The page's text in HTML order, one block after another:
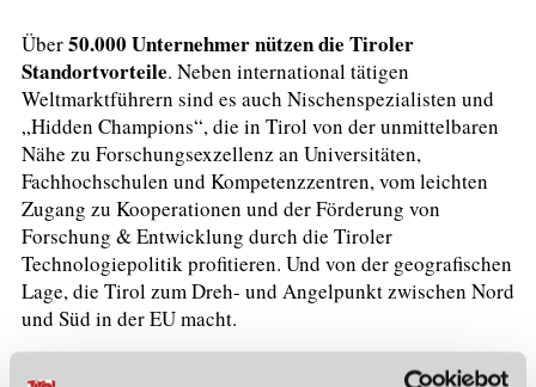
Über50.000 Unternehmer nützen die Tiroler
Standortvorteile. Neben international tätigen
Weltmarktführern sind es auch Nischenspezialisten und
„Hidden Champions“, die in Tirol von der unmittelbaren
Nähe zu Forschungsexzellenz an Universitäten,
Fachhochschulen und Kompetenzzentren, vom leichten
Zugang zu Kooperationen und der Förderung von
Forschung & Entwicklung durch die Tiroler
Technologiepolitik profitieren. Und von der geografischen
Lage, die Tirol zum Dreh- und Angelpunkt zwischen Nord
und Süd in der EU macht.
Wir freuen uns auf Sie!